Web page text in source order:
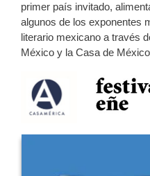
primer país invitado,
algunos de los exponentes
literario mexicano a través
México y la Casa de